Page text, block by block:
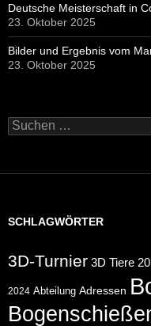
Deutsche Meisterschaft in
23. Oktober 2025
Bilder und Ergebnis vom
23. Oktober 2025
Suchen
nach:
SCHLAGWÖRTER
3D-Turnier 3D Tiere
2024 Abteilung Adressen